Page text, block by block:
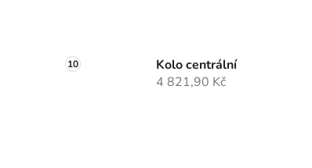
Kolo centrální
4 821,90 Kč